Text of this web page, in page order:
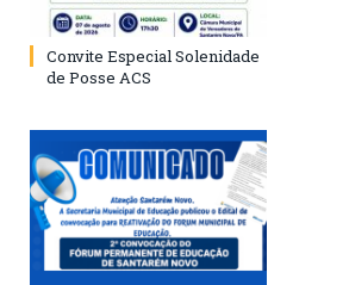
Convite Especial Solenidade
de Posse ACS